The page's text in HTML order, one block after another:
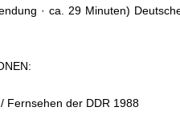
· ca. 29 Minuten)
Fernsehen der DDR 1988